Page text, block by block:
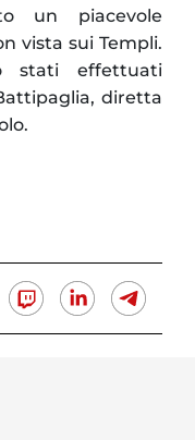
un piacevole
vista sui Templi.
stati effettuati
diretta